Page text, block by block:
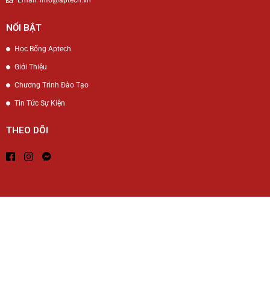
NỔI BẬT
Học Bổng Aptech
Giới Thiệu
Chương Trình Đào Tạo
Tin Tức Sự Kiện
THEO DÕI